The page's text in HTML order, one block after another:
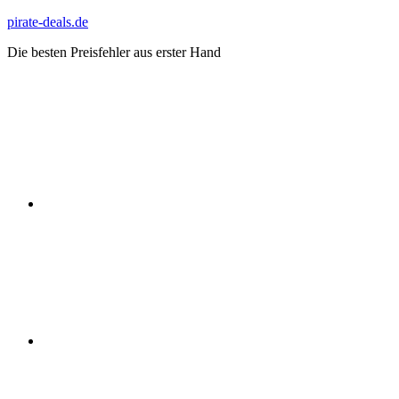
Zum
springen
pirate-deals.de
Die besten Preisfehler aus erster Hand